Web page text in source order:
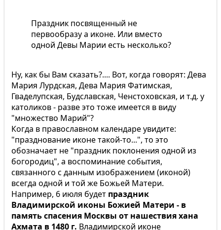
Праздник посвященный не
первообразу а иконе. Или вместо
одной Девы Марии есть несколько?
Ну, как бы Вам сказать?.... Вот, когда говорят: Дева
Мария Лурдская, Дева Мария Фатимская,
Гваделупская, Будславская, Ченстоховская, и т.д. у
католиков - разве это тоже имеется в виду
"множество Марий"?
Когда в православном календаре увидите:
"празднование иконе такой-то...", то это
обозначает не "праздник поклонения одной из
богородиц", а воспоминание события,
связанного с данным изображением (иконой)
всегда одной и той же Божьей Матери.
Например, 6 июля будет праздник
Владимирской иконы Божией Матери - в
память спасения Москвы от нашествия хана
Ахмата в 1480 г. Владимирской иконе